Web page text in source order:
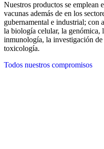
Nuestros productos se emplean
vacunas además de en los
gubernamental e industrial; con
la biología celular, la genómica,
inmunología, la investigación
toxicología.
Todos nuestros compromisos